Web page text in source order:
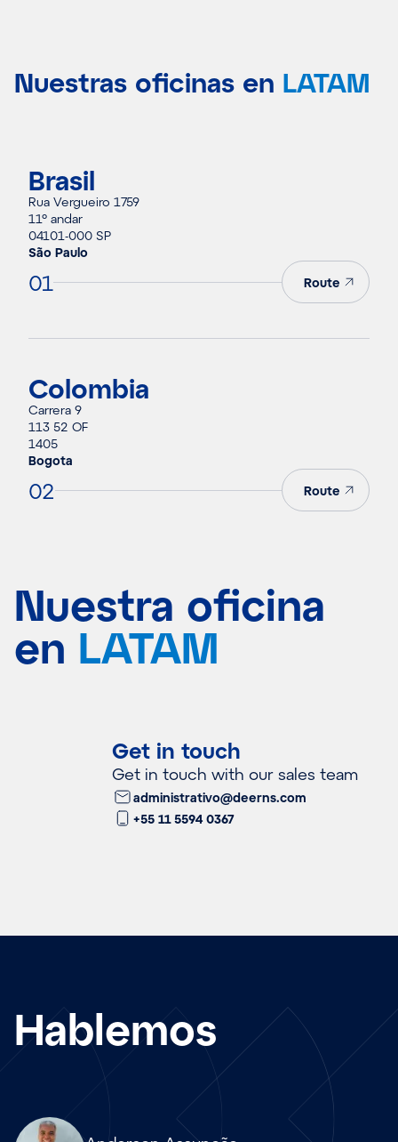
Nuestras oficinas en LATAM
Brasil
Rua Vergueiro 1759
11º andar
04101-000 SP
São Paulo
01 Route
Colombia
Carrera 9
113 52 OF
1405
Bogota
02 Route
Nuestra oficina
en LATAM
Get in touch
Get in touch with our sales team
administrativo@deerns.com
+55 11 5594 0367
Hablemos